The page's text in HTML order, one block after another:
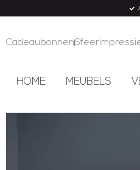
Cadeaubonnen
HOME MEUBELS